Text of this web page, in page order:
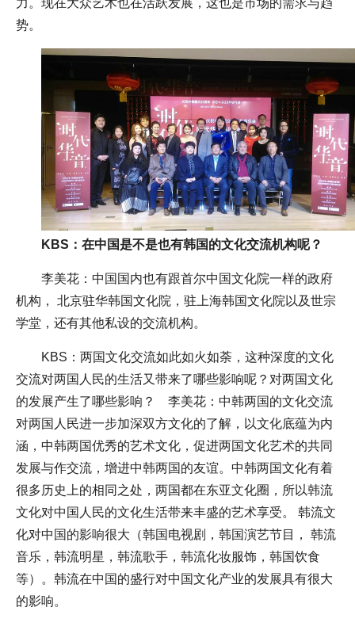
力。现在大众艺术也在活跃发展，这也是市场的需求与趋
势。
KBS：在中国是不是也有韩国的文化交流机构呢？
李美花：中国国内也有跟首尔中国文化院一样的政府
机构， 北京驻华韩国文化院，驻上海韩国文化院以及世宗
学堂，还有其他私设的交流机构。
KBS：两国文化交流如此如火如荼，这种深度的文化
交流对两国人民的生活又带来了哪些影响呢？对两国文化
的发展产生了哪些影响？ 李美花：中韩两国的文化交流
对两国人民进一步加深双方文化的了解，以文化底蕴为内
涵，中韩两国优秀的艺术文化，促进两国文化艺术的共同
发展与作交流，增进中韩两国的友谊。中韩两国文化有着
很多历史上的相同之处，两国都在东亚文化圈，所以韩流
文化对中国人民的文化生活带来丰盛的艺术享受。 韩流文
化对中国的影响很大（韩国电视剧，韩国演艺节目， 韩流
音乐，韩流明星，韩流歌手，韩流化妆服饰，韩国饮食
等）。韩流在中国的盛行对中国文化产业的发展具有很大
的影响。